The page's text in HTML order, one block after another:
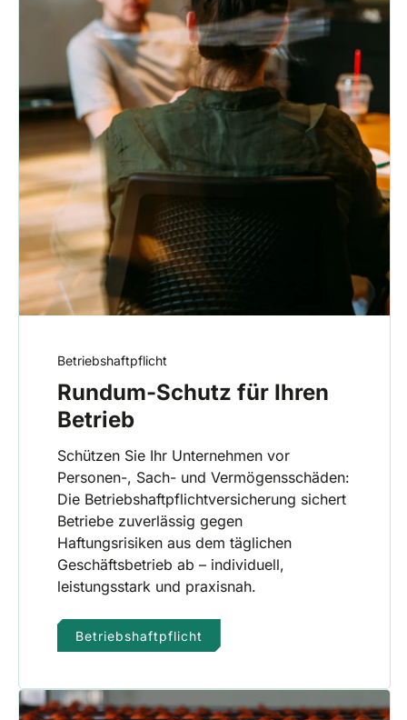
Betriebshaftpflicht
Rundum-Schutz für Ihren
Betrieb
Schützen Sie Ihr Unternehmen vor
Personen-, Sach- und Vermögensschäden:
Die Betriebshaftpflichtversicherung sichert
Betriebe zuverlässig gegen
Haftungsrisiken aus dem täglichen
Geschäftsbetrieb ab – individuell,
leistungsstark und praxisnah.
Betriebshaftpflicht